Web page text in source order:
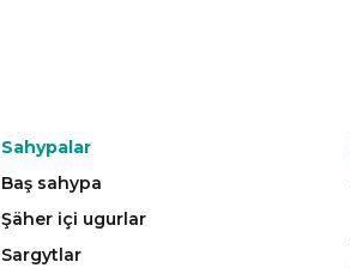
Sahypalar
Baş sahypa
Şäher içi ugurlar
Sargytlar